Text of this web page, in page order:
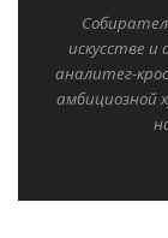
искусстве и
аналитег-
амбициозной